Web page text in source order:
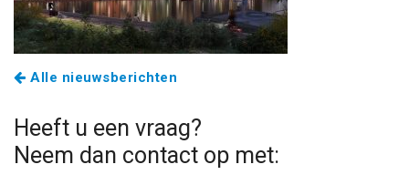
Alle nieuwsberichten
Heeft u een vraag?
Neem dan contact op met: